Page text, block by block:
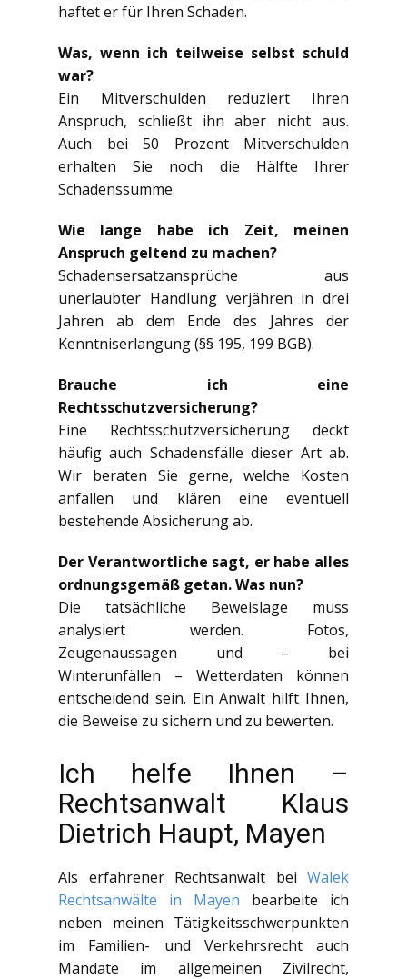
haftet er für Ihren Schaden.
Was, wenn ich teilweise selbst schuld
war?
Ein Mitverschulden reduziert Ihren
Anspruch, schließt ihn aber nicht aus.
Auch bei 50 Prozent Mitverschulden
erhalten Sie noch die Hälfte Ihrer
Schadenssumme.
Wie lange habe ich Zeit, meinen
Anspruch geltend zu machen?
Schadensersatzansprüche aus
unerlaubter Handlung verjähren in drei
Jahren ab dem Ende des Jahres der
Kenntniserlangung (§§ 195, 199 BGB).
Brauche ich eine
Rechtsschutzversicherung?
Eine Rechtsschutzversicherung deckt
häufig auch Schadensfälle dieser Art ab.
Wir beraten Sie gerne, welche Kosten
anfallen und klären eine eventuell
bestehende Absicherung ab.
Der Verantwortliche sagt, er habe alles
ordnungsgemäß getan. Was nun?
Die tatsächliche Beweislage muss
analysiert werden. Fotos,
Zeugenaussagen und – bei
Winterunfällen – Wetterdaten können
entscheidend sein. Ein Anwalt hilft Ihnen,
die Beweise zu sichern und zu bewerten.
Ich helfe Ihnen –
Rechtsanwalt Klaus
Dietrich Haupt, Mayen
Als erfahrener Rechtsanwalt bei Walek
Rechtsanwälte in Mayen bearbeite ich
neben meinen Tätigkeitsschwerpunkten
im Familien- und Verkehrsrecht auch
Mandate im allgemeinen Zivilrecht,